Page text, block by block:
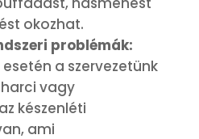
okozhat.
problémák:
esetén a szervezetünk
vagy
készenléti
ami